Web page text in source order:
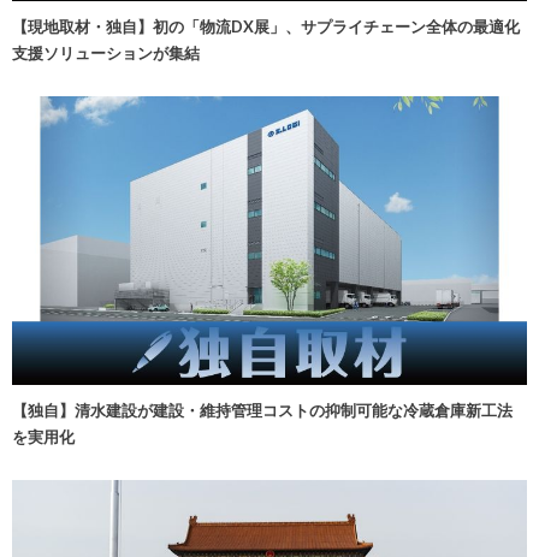
【現地取材・独自】初の「物流DX展」、サプライチェーン全体の最適化
支援ソリューションが集結
【独自】清水建設が建設・維持管理コストの抑制可能な冷蔵倉庫新工法
を実用化